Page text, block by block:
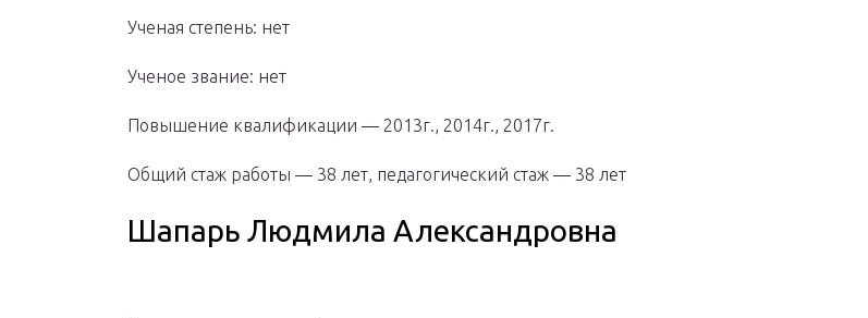
Ученая степень: нет
Ученое звание: нет
Повышение квалификации — 2013г., 2014г., 2017г.
Общий стаж работы — 38 лет, педагогический стаж — 38 лет
Шапарь Людмила Александровна